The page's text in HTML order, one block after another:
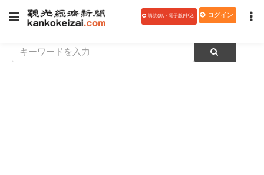
購読(紙・電子版)申込 ログイン